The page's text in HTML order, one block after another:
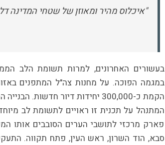
"איכלוס מהיר ומאוזן של שטחי המדינה
בעשורים האחרונים, למרות תשומת הלב
במגמה הפוכה. על מחנות צה"ל המתפנים
הקמת כ-300,000 יחידות דיור
פארק מרכזי לתושבי הערים הסובבים אותו
סבא, הוד השרון, ראש העין, פתח תקווה.